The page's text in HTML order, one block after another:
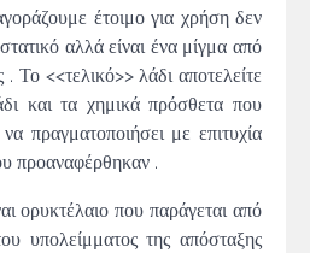
έτοιμο για χρήση δεν
αλλά είναι ένα μίγμα από
Το <<τελικό>> λάδι αποτελείτε
και τα χημικά πρόσθετα που
πραγματοποιήσει με επιτυχία
προαναφέρθηκαν .
ορυκτέλαιο που παράγεται από
υπολείμματος της απόσταξης